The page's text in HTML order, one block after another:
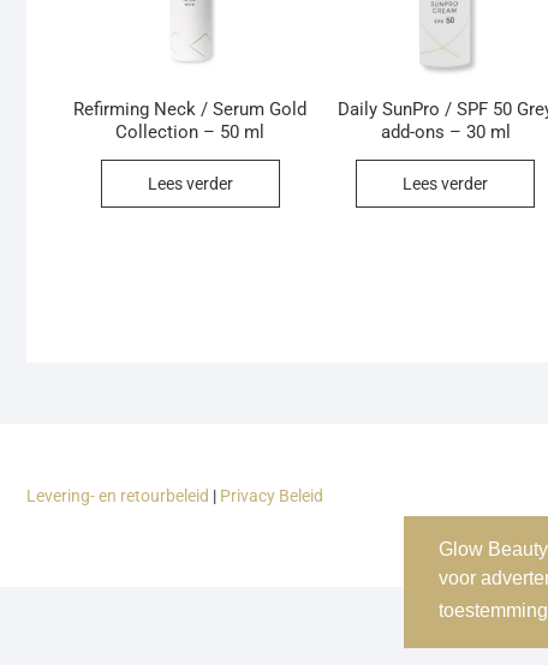
Glow
voor
Refirming Neck / Serum Gold
Collection – 50 ml
Lees verder
Daily SunPro / SPF 50
add-ons – 30 ml
Lees verder
Levering- en retourbeleid | Privacy Beleid